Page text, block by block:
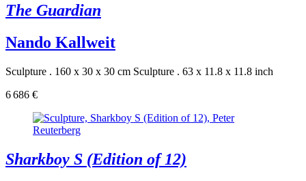
The Guardian
Nando Kallweit
Sculpture . 160 x 30 x 30 cm Sculpture . 63 x 11.8 x 11.8 inch
6 686 €
Sharkboy S (Edition of 12)